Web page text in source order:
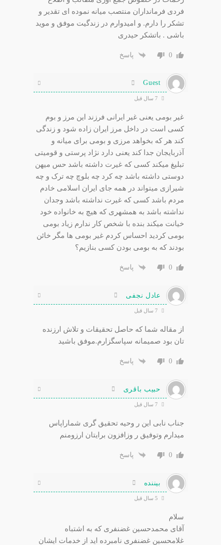
فردی فرمانداران منتصب میانه نموده ای تقدیر و
تشکر را دارم. و امیدوارم در زندگیت موفق و موید
باشی . باتشکر حیدری
0 پاسخ
Guest
غیر بومی یعنی غیر ایرانی فرزند این مرز و بوم
کسی است در داخل مرز ایران زاده شود و زندگی
کند هر که بخواهد مرزی و بومی برای میانه و
آذربایجان جدا کند یعنی دارد نژاد پرستی و قومیتی
تبلیغ میکند کسی که غیرت داشته باشد حس میهن
دوستی داشته باشد چه کرد چه بلوچ چه ترک و چه
شیرازی میتواند در همه جای ایران اسلامی خادم
مردم باشد کسی که غیرت نداشته باشد وجدان
نداشته باشد به همشهری که هیچ به خانواده خود
خیانت میکند بنده با شخص کار ندارم زیاد بومی
بومی کردید احساس کردم غیر بومی ها مگر خائن
بودند که به بومی بودن کسی بنازیم؟
0 پاسخ
عادل نجفی
از مقاله شما که حاصل تحقیقات و تلاش ارزنده
تان بود صمیمانه سپاسگزارم.موفق باشید
0 پاسخ
حبیب باقری
جناب نابی این ر وحیه تحقیق گری شماراپاس
میدارم وتوفیق ر وزافزون برایتان ارزومنم
0 پاسخ
بیننده
سلام
آقای محمدحسین غضنفری که به اشتباه
غلامحسین غضنفری نامبرده اید از خدمات ایشان